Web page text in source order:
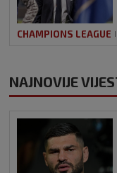
CHAMPIONS LEAGUE
NAJNOVIJE